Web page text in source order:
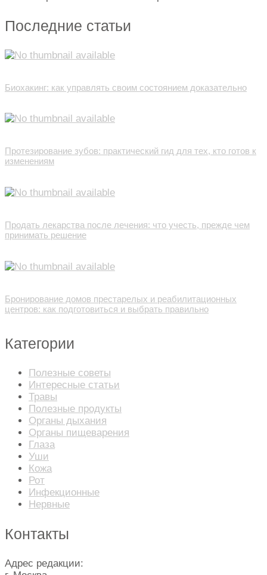
Последние статьи
Биохакинг: как управлять своим состоянием доказательно
Протезирование зубов: практический гид для тех, кто готов к
изменениям
Продать лекарства после лечения: что учесть, прежде чем
принимать решение
Бронирование домов престарелых и реабилитационных
центров: как подготовиться и выбрать правильно
Категории
Полезные советы
Интересные статьи
Травы
Полезные продукты
Органы дыхания
Органы пищеварения
Глаза
Уши
Кожа
Рот
Инфекционные
Нервные
Контакты
Адрес редакции: